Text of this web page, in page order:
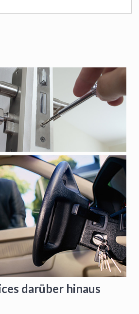
darüber hinaus